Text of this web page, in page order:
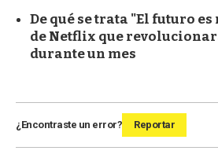
De qué se trata "El futuro
de Netflix que
durante un mes
¿Encontraste un error? Reportar